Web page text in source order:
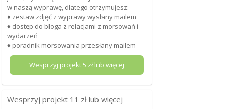
w naszą wyprawę, dlatego otrzymujesz:
♦ zestaw zdjęć z wyprawy wysłany mailem
♦ dostęp do bloga z relacjami z morsowań i
wydarzeń
♦ poradnik morsowania przesłany mailem
Wesprzyj projekt5 zł lub więcej
Wesprzyj projekt 11 zł lub więcej